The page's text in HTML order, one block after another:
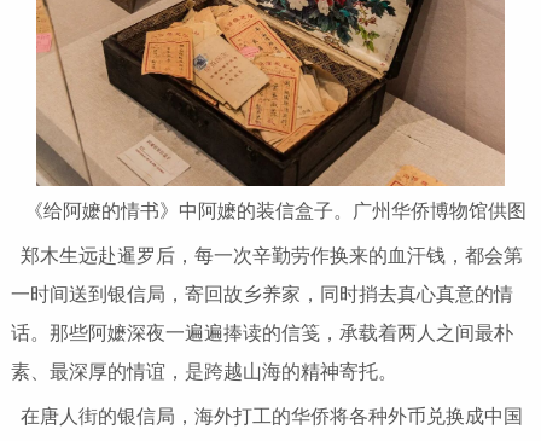
《给阿嬷的情书》中阿嬷的装信盒子。广州华侨博物馆供图
郑木生远赴暹罗后，每一次辛勤劳作换来的血汗钱，都会第
一时间送到银信局，寄回故乡养家，同时捎去真心真意的情
话。那些阿嬷深夜一遍遍捧读的信笺，承载着两人之间最朴
素、最深厚的情谊，是跨越山海的精神寄托。
在唐人街的银信局，海外打工的华侨将各种外币兑换成中国